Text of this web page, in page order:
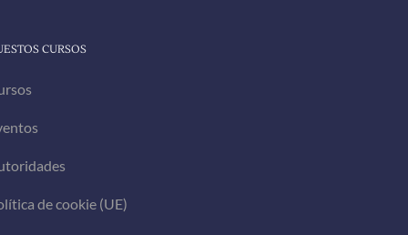
CURSOS
de cookie (UE)